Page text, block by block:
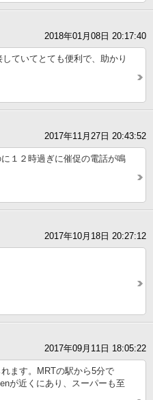
2018年01月08日 20:17:40
ていてとても便利で、助かり
2017年11月27日 20:43:52
１２時過ぎに催促の電話が鳴
2017年10月18日 20:27:12
2017年09月11日 18:05:22
ます。MRTの駅から5分で
が近くにあり、スーパーも至